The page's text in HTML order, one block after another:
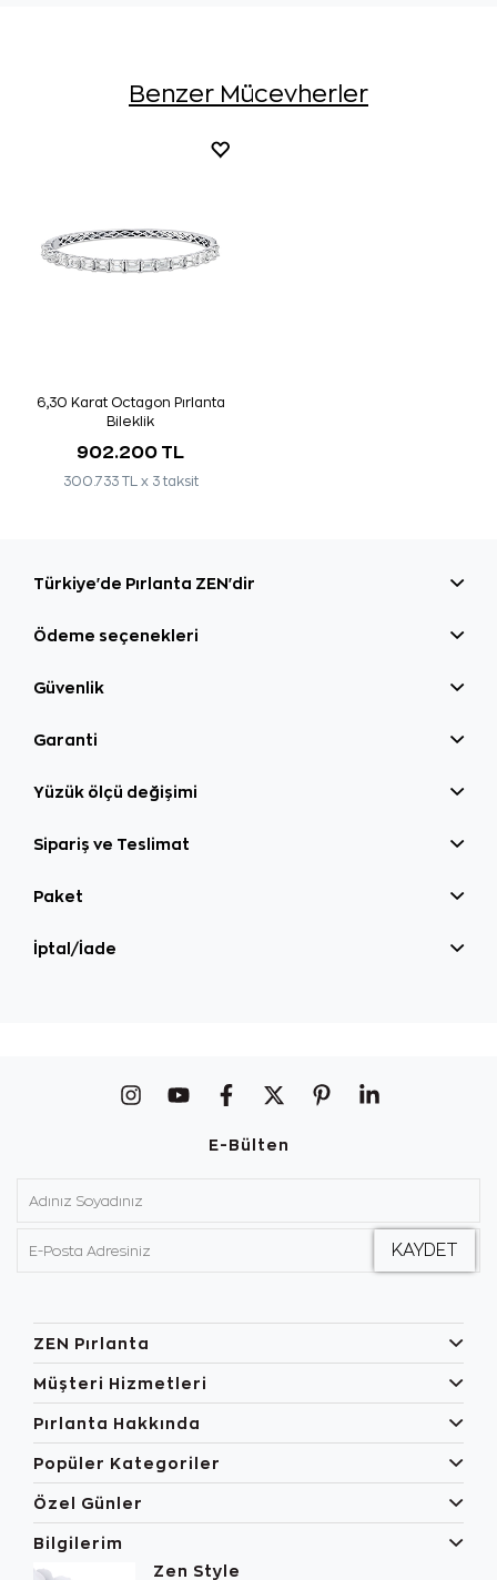
Benzer Mücevherler
6,30 Karat Octagon Pırlanta
Bileklik
902.200 TL
300.733 TL x 3 taksit
Türkiye'de Pırlanta ZEN'dir
Ödeme seçenekleri
Güvenlik
Garanti
Yüzük ölçü değişimi
Sipariş ve Teslimat
Paket
İptal/İade
E-Bülten
ZEN Pırlanta
Müşteri Hizmetleri
Pırlanta Hakkında
Popüler Kategoriler
Özel Günler
Bilgilerim
Zen Style